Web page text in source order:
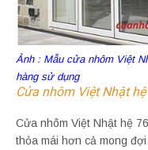
Ảnh : Mẫu cửa nhôm Việt
hàng sử dụng
Cửa nhôm Việt Nhật
Cửa nhôm Việt Nhật hệ
thỏa mái hơn cả mong